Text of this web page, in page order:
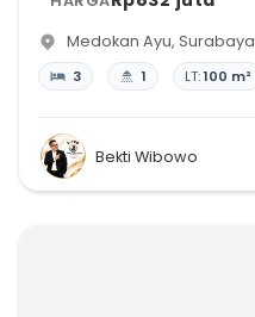
Medokan Ayu, Surabaya
3 1 LT:100 m²
Bekti Wibowo